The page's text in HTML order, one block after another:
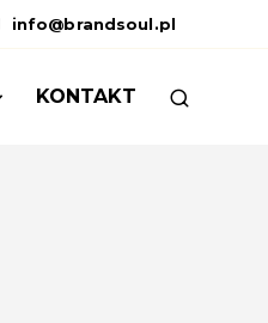
info@brandsoul.pl
KONTAKT